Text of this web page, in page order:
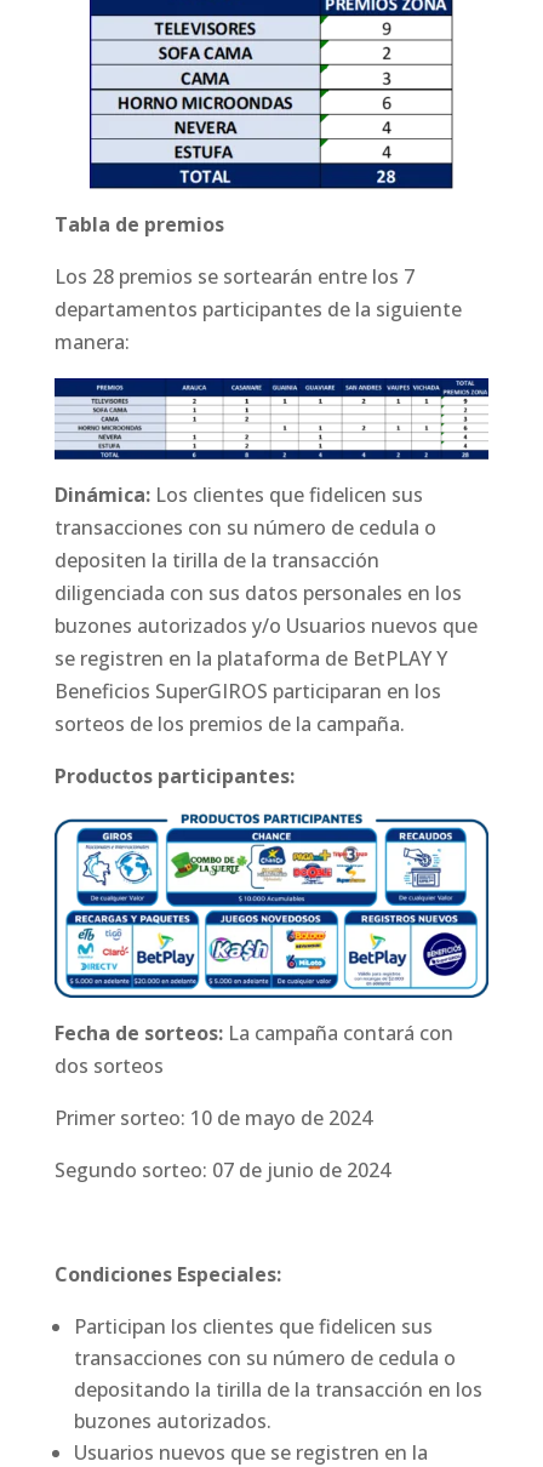
Tabla de premios
Los 28 premios se sortearán entre los 7
departamentos participantes de la siguiente
manera:
Dinámica:Los clientes que fidelicen sus
transacciones con su número de cedula o
depositen la tirilla de la transacción
diligenciada con sus datos personales en los
buzones autorizados y/o Usuarios nuevos que
se registren en la plataforma de BetPLAY Y
Beneficios SuperGIROS participaran en los
sorteos de los premios de la campaña.
Productos participantes:
Fecha de sorteos:La campaña contará con
dos sorteos
Primer sorteo: 10 de mayo de 2024
Segundo sorteo: 07 de junio de 2024
Condiciones Especiales:
Participan los clientes que fidelicen sus
transacciones con su número de cedula o
depositando la tirilla de la transacción en los
buzones autorizados.
Usuarios nuevos que se registren en la